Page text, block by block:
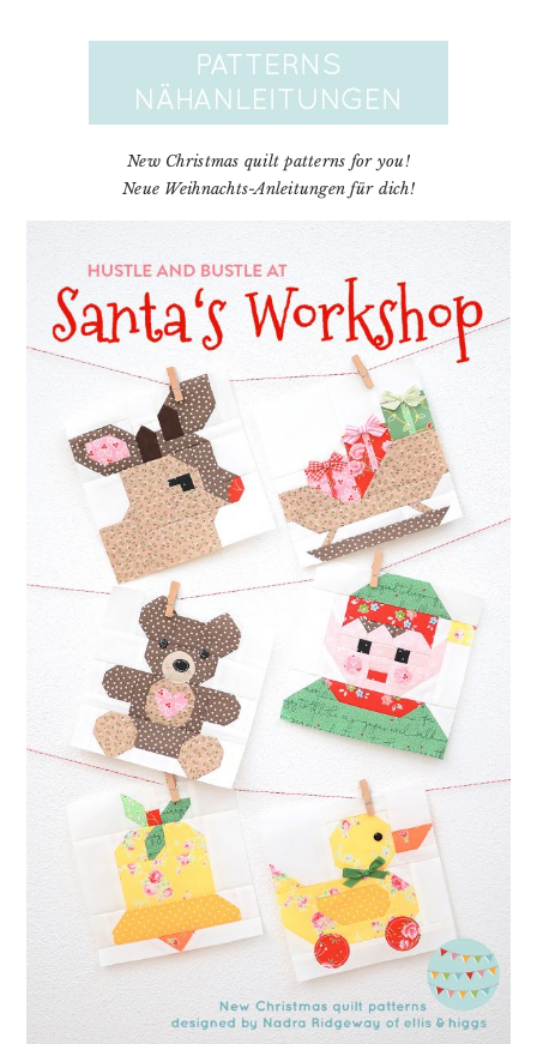
New Christmas quilt patterns for you!
Neue Weihnachts-Anleitungen für dich!